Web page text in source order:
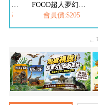
會員價:$205
←